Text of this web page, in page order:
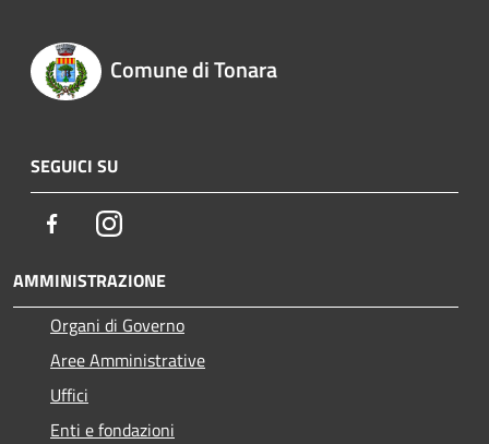
Comune di Tonara
SEGUICI SU
FacebookInstagram
AMMINISTRAZIONE
Organi di Governo
Aree Amministrative
Uffici
Enti e fondazioni